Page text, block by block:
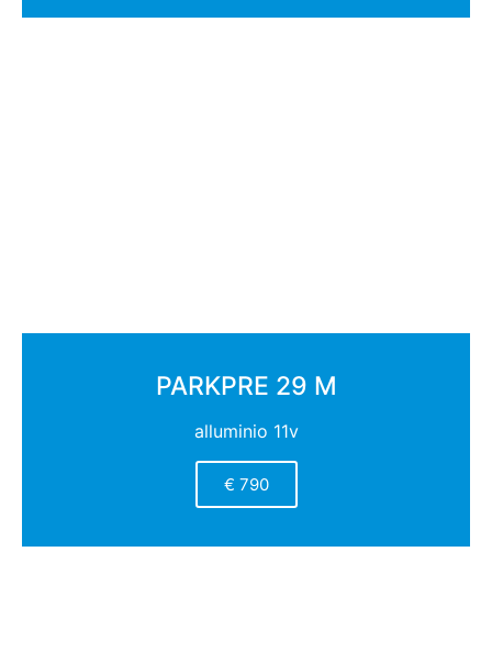
PARKPRE 29 M
alluminio 11v
€ 790